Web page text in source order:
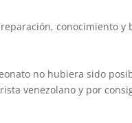
conocimiento
no hubiera sido
venezolano y por